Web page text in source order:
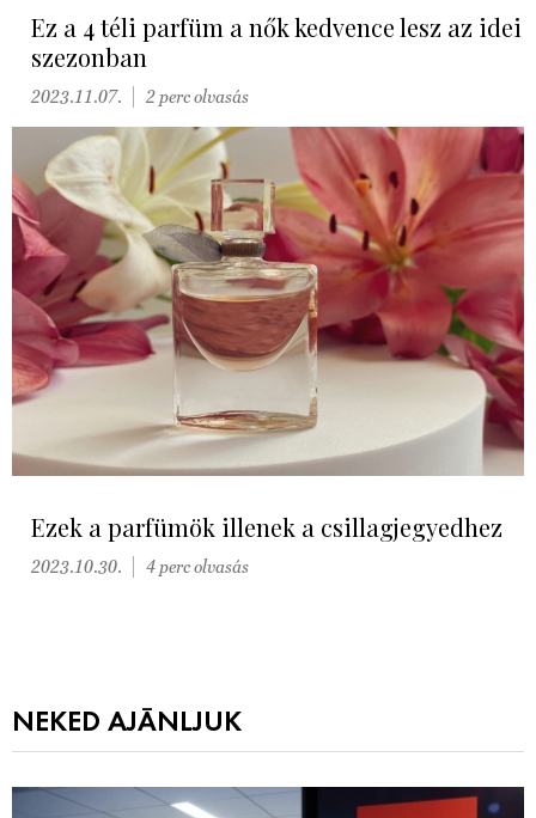
Ez a 4 téli parfüm a nők kedvence lesz az idei
szezonban
2023.11.07. 2 perc olvasás
Ezek a parfümök illenek a csillagjegyedhez
2023.10.30. 4 perc olvasás
NEKED AJÁNLJUK